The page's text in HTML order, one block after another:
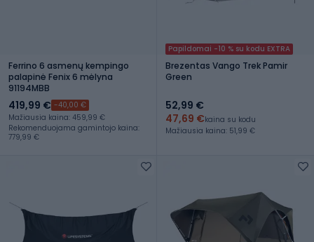
Ferrino 6 asmenų kempingo
palapinė Fenix 6 mėlyna
91194MBB
419,99 € -40,00 €
Mažiausia kaina: 459,99 €
Rekomenduojama gamintojo kaina:
779,99 €
Papildomai -10 % su kodu EXTRA
Brezentas Vango Trek Pamir
Green
52,99 €
47,69 €kaina su kodu
Mažiausia kaina: 51,99 €